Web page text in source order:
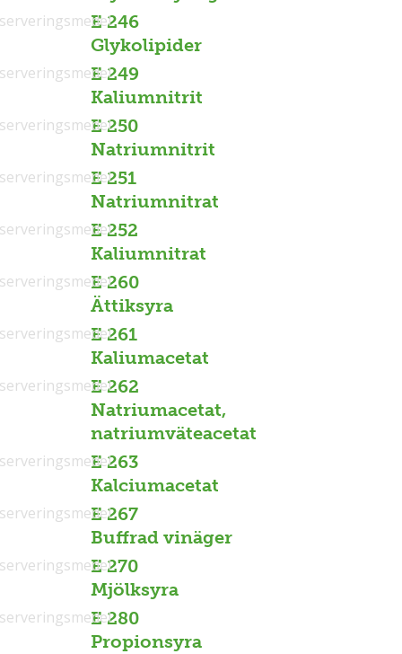
E 246
Glykolipider
E 249
Kaliumnitrit
E 250
Natriumnitrit
E 251
Natriumnitrat
E 252
Kaliumnitrat
E 260
Ättiksyra
E 261
Kaliumacetat
E 262
Natriumacetat,
natriumväteacetat
E 263
Kalciumacetat
E 267
Buffrad vinäger
E 270
Mjölksyra
E 280
Propionsyra